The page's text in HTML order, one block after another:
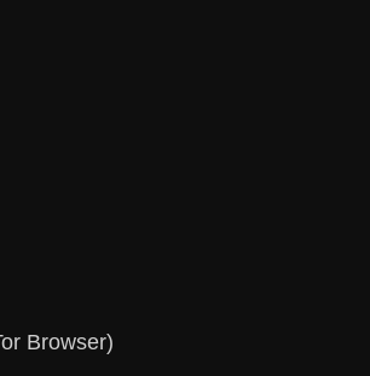
Browser)